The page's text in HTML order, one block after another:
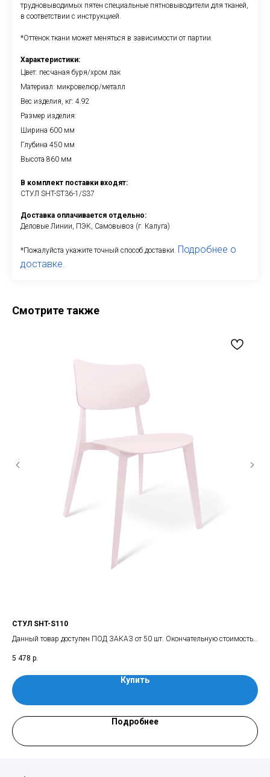
трудновыводимых пятен специальные пятновыводители для тканей,
в соответствии с инструкцией.
*Оттенок ткани может меняться в зависимости от партии.
Характеристики:
Цвет: песчаная буря/хром лак
Материал: микровелюр/металл
Вес изделия, кг: 4.92
Размер изделия:
Ширина 600 мм
Глубина 450 мм
Высота 860 мм
В комплект поставки входят:
СТУЛ SHT-ST36-1/S37
Доставка оплачивается отдельно:
Деловые Линии, ПЭК, Самовывоз (г. Калуга)
*Пожалуйста укажите точный способ доставки. Подробнее о
доставке.
Смотрите также
СТУЛ SHT-S110
Данный товар доступен ПОД ЗАКАЗ от 50 шт. Окончательную стоимость
5 478 р.
Купить
Подробнее